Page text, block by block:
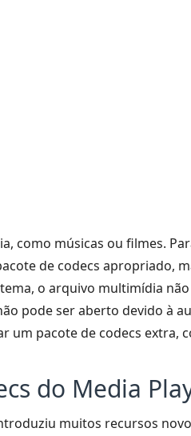
como músicas ou filmes.
de codecs apropriado,
o arquivo multimídia
pode ser aberto devido à
um pacote de codecs extra,
do Media
muitos recursos